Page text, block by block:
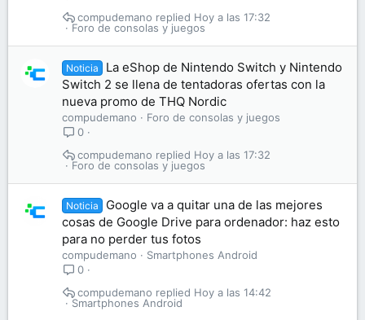
Foro de consolas y juegos
Hoy a las 17:32
compudemano
Noticia
La eShop de Nintendo Switch y Nintendo
Switch 2 se llena de tentadoras ofertas con la
nueva promo de THQ Nordic
compudemano
Foro de consolas y juegos
0
Foro de consolas y juegos
Hoy a las 17:32
compudemano
Noticia
Google va a quitar una de las mejores
cosas de Google Drive para ordenador: haz esto
para no perder tus fotos
compudemano
Smartphones Android
0
Smartphones Android
Hoy a las 14:42
compudemano